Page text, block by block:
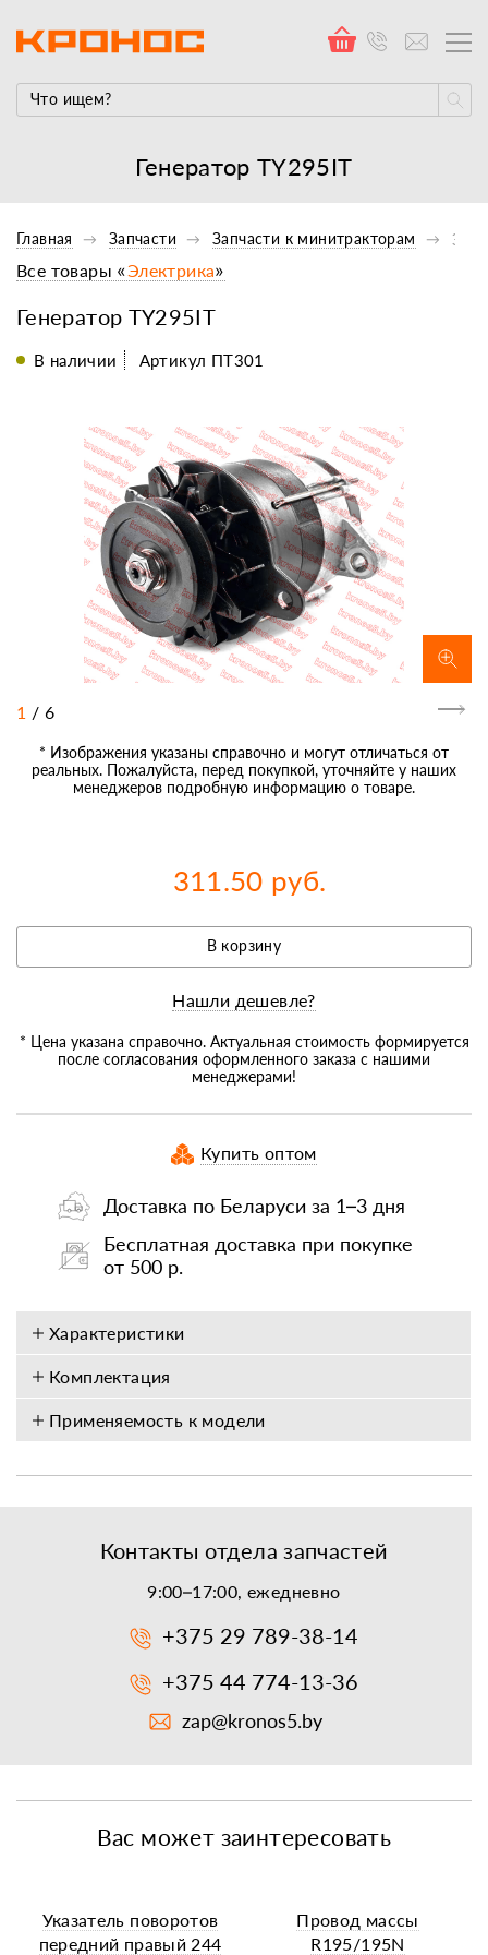
Генератор TY295IT
Главная Запчасти Запчасти к минитракторам
Генератор TY295IT
Все товары «Электрика»
В наличии Артикул ПТ301
1 / 6
* Изображения указаны справочно и могут отличаться от
реальных. Пожалуйста, перед покупкой, уточняйте у наших
менеджеров подробную информацию о товаре.
311.50 руб.
В корзину
Нашли дешевле?
* Цена указана справочно. Актуальная стоимость формируется
после согласования оформленного заказа с нашими
менеджерами!
Купить оптом
Доставка по Беларуси за 1–3 дня
Бесплатная доставка при покупке
от 500 р.
Характеристики
Комплектация
Применяемость к модели
Контакты отдела запчастей
9:00–17:00, ежедневно
+375 29 789-38-14
+375 44 774-13-36
zap@kronos5.by
Вас может заинтересовать
Указатель поворотов
передний правый 244
Провод массы
R195/195N